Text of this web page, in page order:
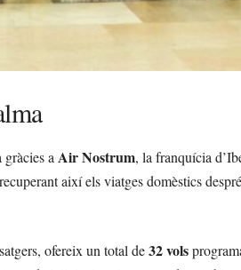
a Air Nostrum, la franquícia
així els viatges domèstics
ofereix un total de32 vols